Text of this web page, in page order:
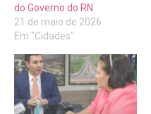
do Governo do RN
21 de maio de 2026
Em "Cidades"